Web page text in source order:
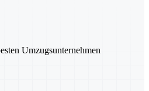
Umzugsunternehmen